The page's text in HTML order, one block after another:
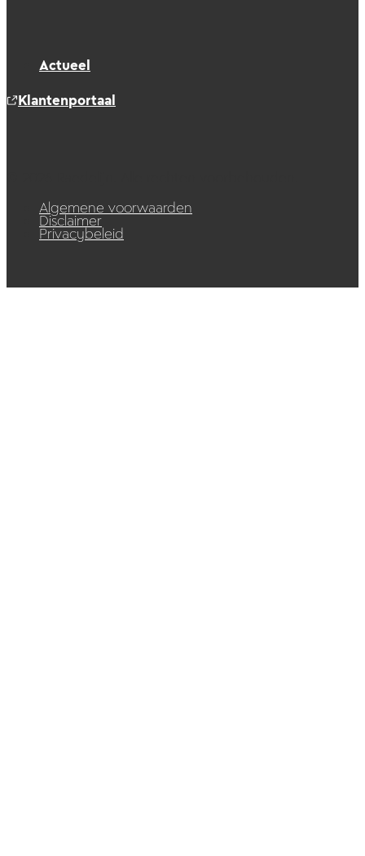
Actueel
Klantenportaal
Algemene voorwaarden
Disclaimer
Privacybeleid